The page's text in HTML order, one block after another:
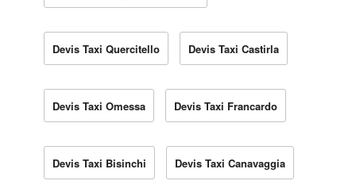
Devis Taxi Quercitello Devis Taxi Castirla
Devis Taxi Omessa Devis Taxi Francardo
Devis Taxi Bisinchi Devis Taxi Canavaggia